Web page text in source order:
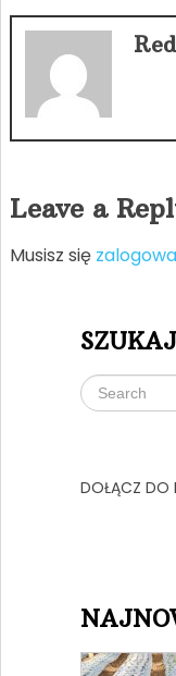
Leave a
Musisz się
DOŁĄCZ DO